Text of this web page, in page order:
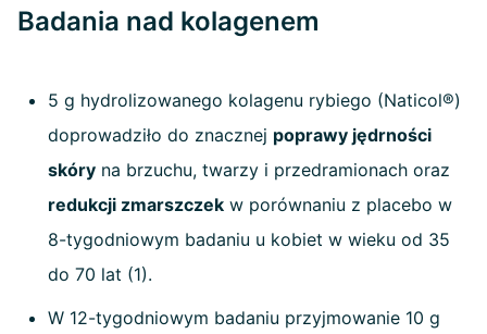
Badania nad kolagenem
5 g hydrolizowanego kolagenu rybiego (Naticol®)
doprowadziło do znacznej poprawy jędrności
skóry na brzuchu, twarzy i przedramionach oraz
redukcji zmarszczek w porównaniu z placebo w
8-tygodniowym badaniu u kobiet w wieku od 35
do 70 lat (1).
W 12-tygodniowym badaniu przyjmowanie 10 g